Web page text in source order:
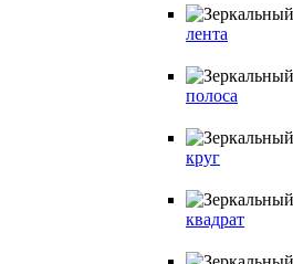
лента
полоса
круг
квадрат